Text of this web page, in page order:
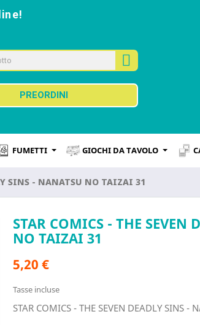
PREORDINI
FUMETTI GIOCHI DA TAVOLO
SINS - NANATSU NO TAIZAI 31
STAR COMICS - THE SEVEN
NO TAIZAI 31
5,20 €
Tasse incluse
STAR COMICS - THE SEVEN DEADLY SINS -